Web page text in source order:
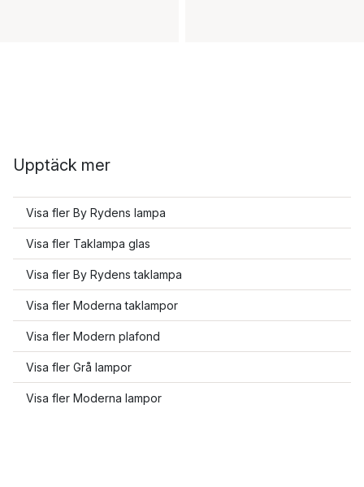
Upptäck mer
Visa fler By Rydens lampa
Visa fler Taklampa glas
Visa fler By Rydens taklampa
Visa fler Moderna taklampor
Visa fler Modern plafond
Visa fler Grå lampor
Visa fler Moderna lampor